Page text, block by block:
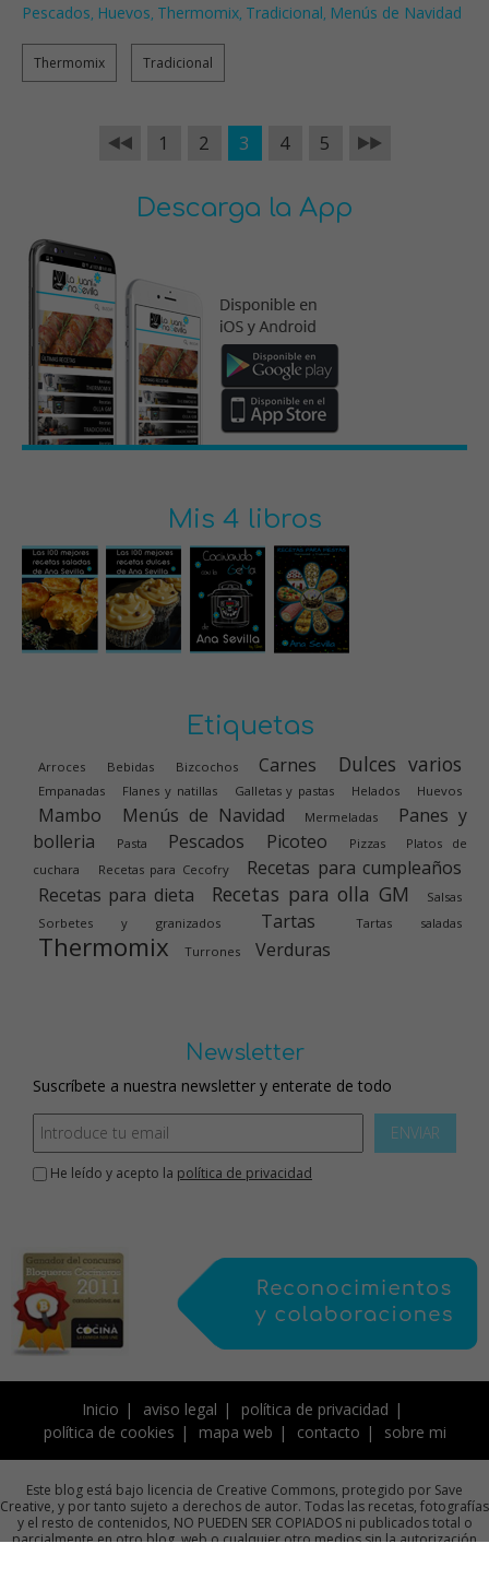
Pescados, Huevos, Thermomix, Tradicional, Menús de Navidad
Thermomix Tradicional
1 2 3 4 5
Descarga la App
Mis 4 libros
Etiquetas
Arroces Bebidas Bizcochos Carnes Dulces varios
Empanadas Flanes y natillas Galletas y pastas Helados Huevos
Mambo Menús de Navidad Mermeladas
Panes y
bolleria
Pasta Pescados Picoteo Pizzas
Platos de
cuchara
Recetas para Cecofry
Recetas para cumpleaños
Recetas para dieta
Recetas para olla GM
Salsas
Sorbetes y granizados
Tartas Tartas saladas
Thermomix Turrones Verduras
Newsletter
Suscríbete a nuestra newsletter y enterate de todo
ENVIAR
He leído y acepto la política de privacidad
Inicio aviso legal
política de privacidad
política de cookies
mapa web contacto sobre mi
Este blog está bajo licencia de Creative Commons, protegido por Save
Creative, y por tanto sujeto a derechos de autor. Todas las recetas, fotografías
y el resto de contenidos, NO PUEDEN SER COPIADOS ni publicados total o
parcialmente en otro blog, web o cualquier otro medios sin la autorización